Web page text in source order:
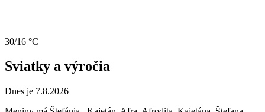
30/16 °C
Sviatky a výročia
Dnes je 7.8.2026